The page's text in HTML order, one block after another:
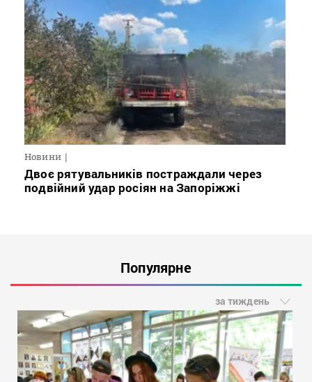
Новини
Двоє рятувальників постраждали через
подвійний удар росіян на Запоріжжі
Популярне
за тиждень